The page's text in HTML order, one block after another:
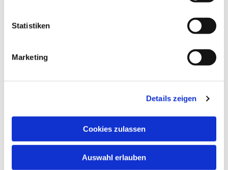
Statistiken
Marketing
Details zeigen
Cookies zulassen
Auswahl erlauben